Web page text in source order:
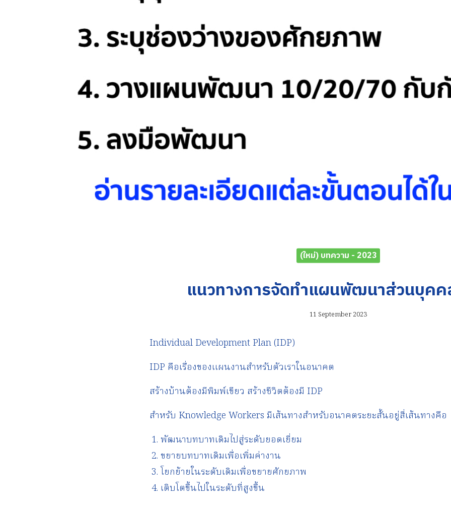
(ใหม่) บทความ - 2023
แนวทางการจัดทำแผนพัฒนาส่วนบุคค
11 September 2023
Individual Development Plan (IDP)
IDP คือเรื่องของแผนงานสำหรับตัวเราในอนาคต
สร้างบ้านต้องมีพิมพ์เขียว สร้างชีวิตต้องมี IDP
สำหรับ Knowledge Workers มีเส้นทางสำหรับอนาคตระยะสั้นอยู่สี่เส้นทางคือ
พัฒนาบทบาทเดิมไปสู่ระดับยอดเยี่ยม
ขยายบทบาทเดิมเพื่อเพิ่มค่างาน
โยกย้ายในระดับเดิมเพื่อขยายศักยภาพ
เติบโตขึ้นไปในระดับที่สูงขึ้น